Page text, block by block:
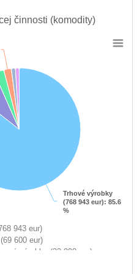
činnosti (komodity)
Trhové výrobky
(768 943 eur): 85.6
%
Trhové výrobky
(768 943 eur): 85.6
%
943 eur)
600 eur)
výrobky (22 990 eur)
zariadenia (17 946 eur)